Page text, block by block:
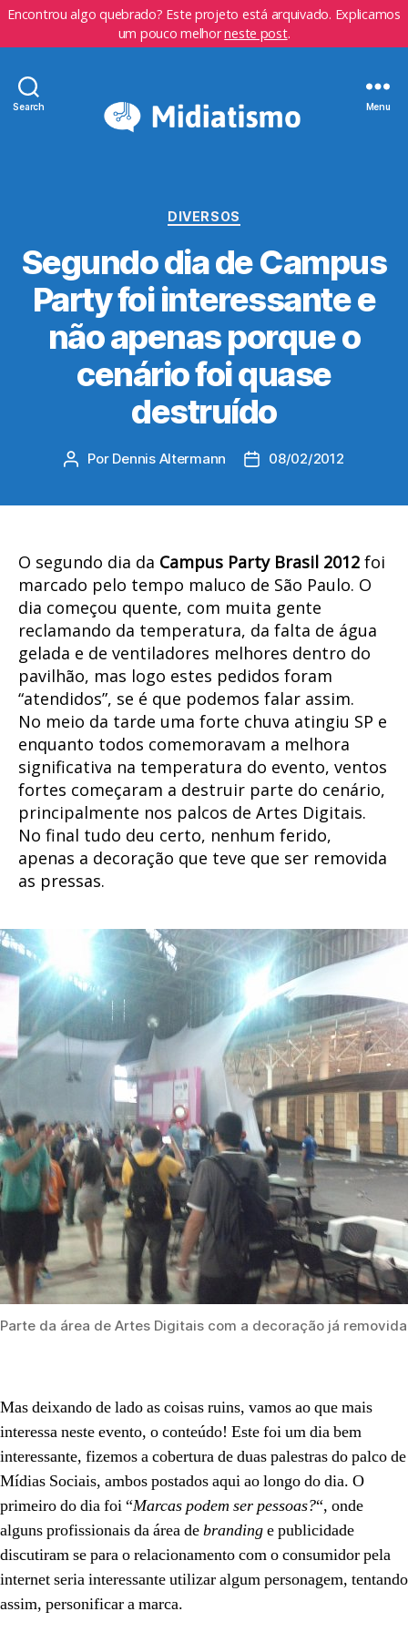
Encontrou algo quebrado? Este projeto está arquivado. Explicamos
um pouco melhorneste post.
Search Menu
Categorias
DIVERSOS
Segundo dia de Campus
Party foi interessante e
não apenas porque o
cenário foi quase
destruído
Autor
Por Dennis Altermann
Data08/02/2012
O segundo dia da Campus Party Brasil 2012 foi
marcado pelo tempo maluco de São Paulo. O
dia começou quente, com muita gente
reclamando da temperatura, da falta de água
gelada e de ventiladores melhores dentro do
pavilhão, mas logo estes pedidos foram
“atendidos”, se é que podemos falar assim.
No meio da tarde uma forte chuva atingiu SP e
enquanto todos comemoravam a melhora
significativa na temperatura do evento, ventos
fortes começaram a destruir parte do cenário,
principalmente nos palcos de Artes Digitais.
No final tudo deu certo, nenhum ferido,
apenas a decoração que teve que ser removida
as pressas.
Parte da área de Artes Digitais com a decoração já removida
Mas deixando de lado as coisas ruins, vamos ao que mais
interessa neste evento, o conteúdo! Este foi um dia bem
interessante, fizemos a cobertura de duas palestras do palco de
Mídias Sociais, ambos postados aqui ao longo do dia. O
primeiro do dia foi “Marcas podem ser pessoas?“, onde
alguns profissionais da área debrandinge publicidade
discutiram se para o relacionamento com o consumidor pela
internet seria interessante utilizar algum personagem, tentando
assim, personificar a marca.